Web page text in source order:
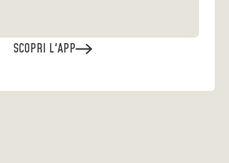
SCOPRI L'APP